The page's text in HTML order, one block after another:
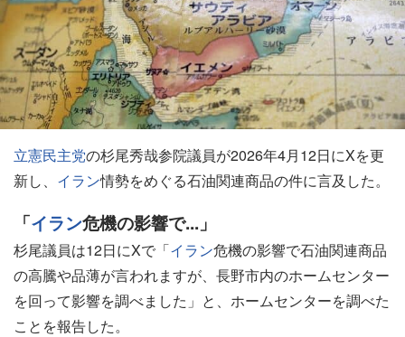
立憲民主党の杉尾秀哉参院議員が2026年4月12日にXを更
新し、 イラン情勢をめぐる石油関連商品の件に言及した。
「イラン危機の影響で...」
杉尾議員は12日にXで「イラン危機の影響で石油関連商品
の高騰や品薄が言われますが、長野市内のホームセンター
を回って影響を調べました」と、ホームセンターを調べた
ことを報告した。